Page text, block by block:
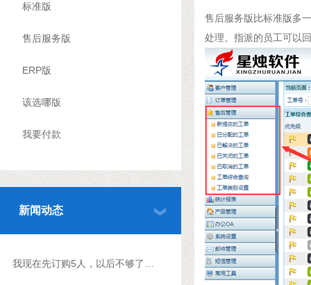
标准版
售后服务版
ERP版
该选哪版
我要付款
新闻动态
售后服务版比标准版多
处理。指派的员工可以